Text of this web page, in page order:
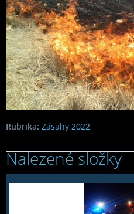
Rubrika: Zásahy 2022
Nalezené složky